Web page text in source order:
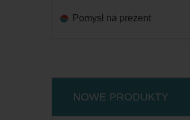
Pomysł na prezent
NOWE PRODUKTY